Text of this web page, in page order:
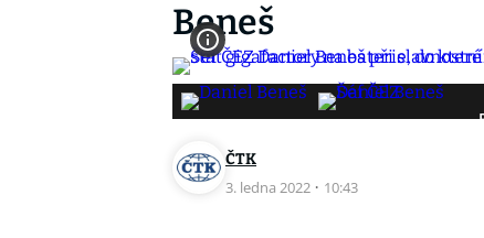
Beneš
ČTK
3. ledna 2022 · 10:43